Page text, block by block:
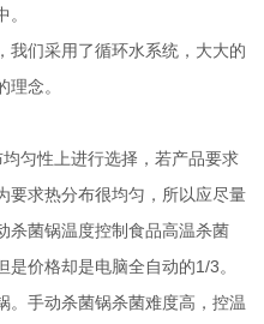
我们采用了循环水系统，大大的
念。
匀性上进行选择，若产品要求
要求热分布很均匀，所以应尽量
杀菌锅温度控制食品高温杀菌
价格却是电脑全自动的1/3。
。手动杀菌锅杀菌难度高，控温